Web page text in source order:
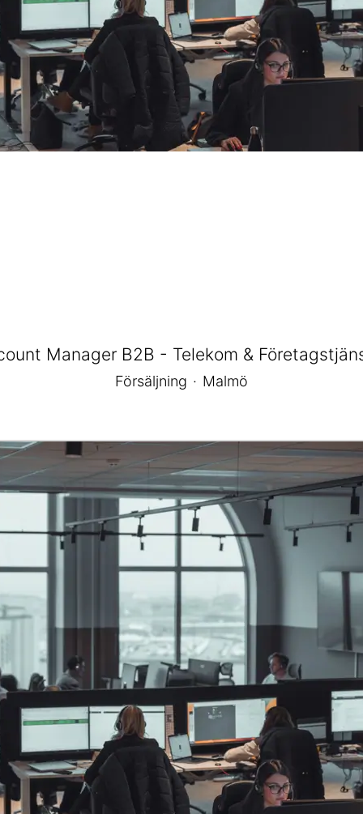
Manager B2B - Telekom &
Försäljning · Malmö